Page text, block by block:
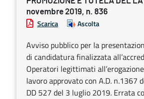
novembre 2019, n. 836
Scarica Ascolta
Avviso pubblico per la
di candidatura finalizzata
Operatori legittimati
lavoro approvato con A.D. n.1367
DD 527 del 3 luglio 2019. Errata